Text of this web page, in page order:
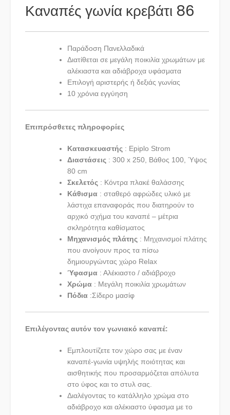
Καναπές γωνία κρεβάτι 86
Παράδοση Πανελλαδικά
Διατίθεται σε μεγάλη ποικιλία χρωμάτων με
αλέκιαστα και αδιάβροχα υφάσματα
Επιλογή αριστερής ή δεξιάς γωνίας
10 χρόνια εγγύηση
Επιπρόσθετες πληροφορίες
Κατασκευαστής: Epiplo Strom
Διαστάσεις: 300 x 250, Βάθος 100, Ύψος
80 cm
Σκελετός: Κόντρα πλακέ θαλάσσης
Κάθισμα: σταθερό αφρώδες υλικό με
λάστιχα επαναφοράς που διατηρούν το
αρχικό σχήμα του καναπέ – μέτρια
σκληρότητα καθίσματος
Μηχανισμός πλάτης : Μηχανισμοί πλάτης
που ανοίγουν προς τα πίσω
δημιουργώντας χώρο Relax
Ύφασμα: Αλέκιαστο / αδιάβροχο
Χρώμα: Μεγάλη ποικιλία χρωμάτων
Πόδια:Σίδερο μασίφ
Επιλέγοντας αυτόν τον γωνιακό καναπέ:
Εμπλουτίζετε τον χώρο σας με έναν
καναπέ-γωνία υψηλής ποιότητας και
αισθητικής που προσαρμόζεται απόλυτα
στο ύφος και το στυλ σας.
Διαλέγοντας το κατάλληλο χρώμα στο
αδιάβροχο και αλέκιαστο ύφασμα με το